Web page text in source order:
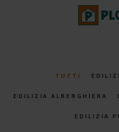
TUTTI
EDILIZIA ALBERGHIERA
EDILIZIA